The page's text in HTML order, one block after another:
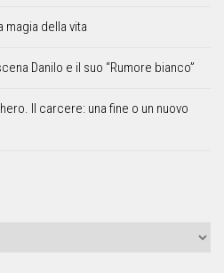
magia della vita
Danilo e il suo “Rumore bianco”
Il carcere: una fine o un nuovo